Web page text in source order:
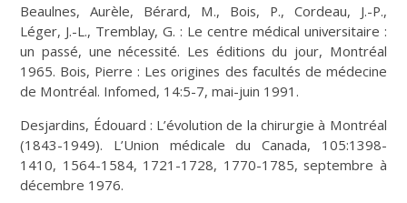
Beaulnes, Aurèle, Bérard, M., Bois, P., Cordeau, J.-P.,
Léger, J.-L., Tremblay, G. : Le centre médical universitaire :
un passé, une nécessité. Les éditions du jour, Montréal
1965. Bois, Pierre : Les origines des facultés de médecine
de Montréal. Infomed, 14:5-7, mai-juin 1991.
Desjardins, Édouard : L’évolution de la chirurgie à Montréal
(1843-1949). L’Union médicale du Canada, 105:1398-
1410, 1564-1584, 1721-1728, 1770-1785, septembre à
décembre 1976.